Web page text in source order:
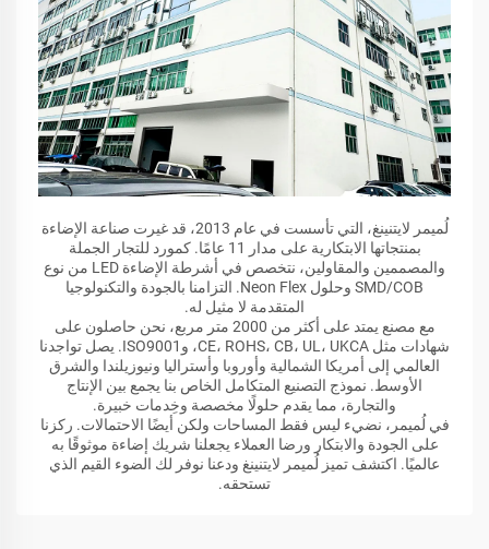
لُميمر لايتنينغ، التي تأسست في عام 2013، قد غيرت صناعة الإضاءة
بمنتجاتها الابتكارية على مدار 11 عامًا. كمورد للتجار الجملة
والمصممين والمقاولين، نتخصص في أشرطة الإضاءة LED من نوع
SMD/COB وحلول Neon Flex. التزامنا بالجودة والتكنولوجيا
المتقدمة لا مثيل له.
مع مصنع يمتد على أكثر من 2000 متر مربع، نحن حاصلون على
شهادات مثل CE، ROHS، CB، UL، UKCA، وISO9001. يصل تواجدنا
العالمي إلى أمريكا الشمالية وأوروبا وأستراليا ونيوزيلندا والشرق
الأوسط. نموذج التصنيع المتكامل الخاص بنا يجمع بين الإنتاج
والتجارة، مما يقدم حلولًا مخصصة وخِدمات خبيرة.
في لُميمر، نضيء ليس فقط المساحات ولكن أيضًا الاحتمالات. ركزنا
على الجودة والابتكار ورضا العملاء يجعلنا شريك إضاءة موثوقًا به
عالميًا. اكتشف تميز لُميمر لايتنينغ ودعنا نوفر لك الضوء القيم الذي
تستحقه.